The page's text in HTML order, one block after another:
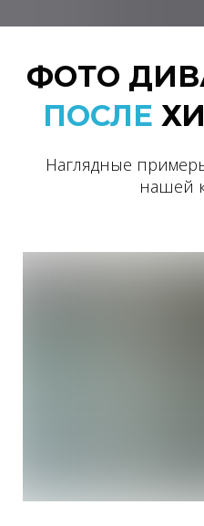
ФОТО
ПОСЛЕ
Наглядные
нашей